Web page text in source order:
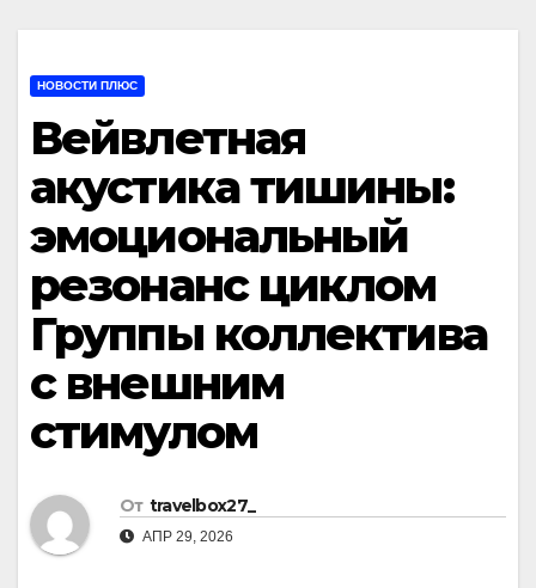
НОВОСТИ ПЛЮС
Вейвлетная
акустика тишины:
эмоциональный
резонанс циклом
Группы коллектива
с внешним
стимулом
От travelbox27_
АПР 29, 2026